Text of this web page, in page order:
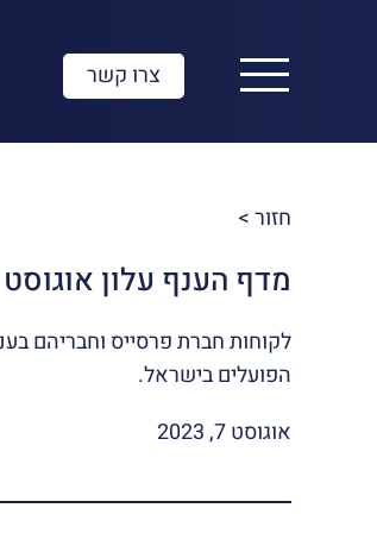
צרו קשר
חזור >
מדף הענף עלון אוגוסט 2023
לקוחות חברת פרסייס וחבריהם
הפועלים בישראל.
אוגוסט 7, 2023